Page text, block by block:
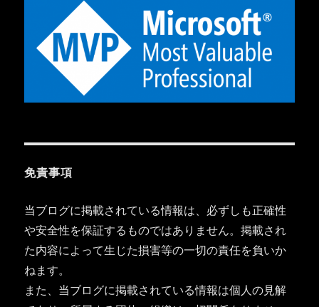
免責事項
当ブログに掲載されている情報は、必ずしも正確性
や安全性を保証するものではありません。掲載され
た内容によって生じた損害等の一切の責任を負いか
ねます。
また、当ブログに掲載されている情報は個人の見解